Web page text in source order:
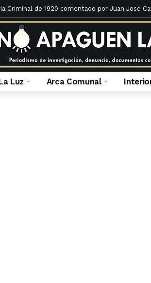
Criminal de 1920 comentado por Juan José
de derechos en el Caso Mall Plaza Comas
que la investiga 4 semanas ago
del inframundo
crónica de una absolución anunciada
apelación de sentencia de María Caruajulca
¿Por honor o por horror?
en el caso de usurpación en Jr. Enrique Barrón
como medida de seguridad
Luz Arca Comunal